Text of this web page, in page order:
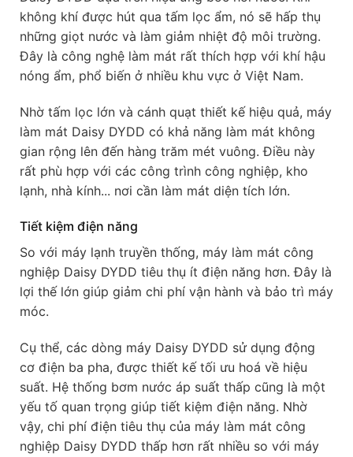
không khí được hút qua tấm lọc ẩm, nó sẽ hấp thụ
những giọt nước và làm giảm nhiệt độ môi trường.
Đây là công nghệ làm mát rất thích hợp với khí hậu
nóng ẩm, phổ biến ở nhiều khu vực ở Việt Nam.
Nhờ tấm lọc lớn và cánh quạt thiết kế hiệu quả, máy
làm mát Daisy DYDD có khả năng làm mát không
gian rộng lên đến hàng trăm mét vuông. Điều này
rất phù hợp với các công trình công nghiệp, kho
lạnh, nhà kính... nơi cần làm mát diện tích lớn.
Tiết kiệm điện năng
So với máy lạnh truyền thống, máy làm mát công
nghiệp Daisy DYDD tiêu thụ ít điện năng hơn. Đây là
lợi thế lớn giúp giảm chi phí vận hành và bảo trì máy
móc.
Cụ thể, các dòng máy Daisy DYDD sử dụng động
cơ điện ba pha, được thiết kế tối ưu hoá về hiệu
suất. Hệ thống bơm nước áp suất thấp cũng là một
yếu tố quan trọng giúp tiết kiệm điện năng. Nhờ
vậy, chi phí điện tiêu thụ của máy làm mát công
nghiệp Daisy DYDD thấp hơn rất nhiều so với máy